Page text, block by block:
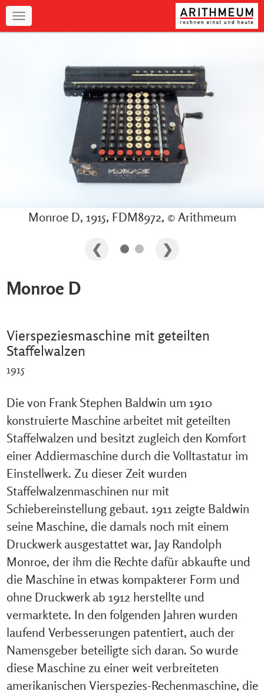
Navigation
Monroe D, 1915, FDM8972, © Arithmeum
Monroe D
Vierspeziesmaschine mit geteilten
Staffelwalzen
1915
Die von Frank Stephen Baldwin um 1910
konstruierte Maschine arbeitet mit geteilten
Staffelwalzen und besitzt zugleich den Komfort
einer Addiermaschine durch die Volltastatur im
Einstellwerk. Zu dieser Zeit wurden
Staffelwalzenmaschinen nur mit
Schiebereinstellung gebaut. 1911 zeigte Baldwin
seine Maschine, die damals noch mit einem
Druckwerk ausgestattet war, Jay Randolph
Monroe, der ihm die Rechte dafür abkaufte und
die Maschine in etwas kompakterer Form und
ohne Druckwerk ab 1912 herstellte und
vermarktete. In den folgenden Jahren wurden
laufend Verbesserungen patentiert, auch der
Namensgeber beteiligte sich daran. So wurde
diese Maschine zu einer weit verbreiteten
amerikanischen Vierspezies-Rechenmaschine, die